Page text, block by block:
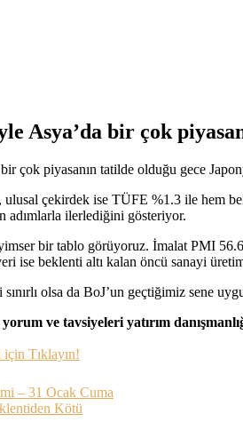
Asya’da bir çok
çok piyasanın tatilde olduğu gece
çekirdek ise TÜFE %1.3 ile hem
adımlarla ilerlediğini gösteriyor.
bir tablo görüyoruz. İmalat PMI
ise beklenti altı kalan öncü sanayi
olsa da BoJ’un geçtiğimiz sene
ve tavsiyeleri yatırım
için Tıklayın!
– 31 Ocak Cuma
Kötü